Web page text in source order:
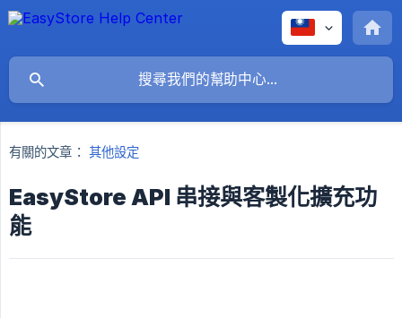
有關的文章： 其他設定
EasyStore API 串接與客製化擴充功
能